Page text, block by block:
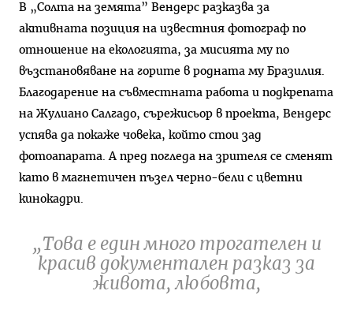
В „Солта на земята” Вендерс разказва за
активната позиция на известния фотограф по
отношение на екологията, за мисията му по
възстановяване на горите в родната му Бразилия.
Благодарение на съвместната работа и подкрепата
на Жулиано Салгадо, сърежисьор в проекта, Вендерс
успява да покаже човека, който стои зад
фотоапарата. А пред погледа на зрителя се сменят
като в магнетичен пъзел черно-бели с цветни
кинокадри.
„Това е един много трогателен и
красив документален разказ за
живота, любовта,